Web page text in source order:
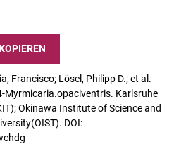
Francisco; Lösel, Philipp D.; et al.
Myrmicaria.opaciventris. Karlsruhe
Okinawa Institute of Science and
DOI: